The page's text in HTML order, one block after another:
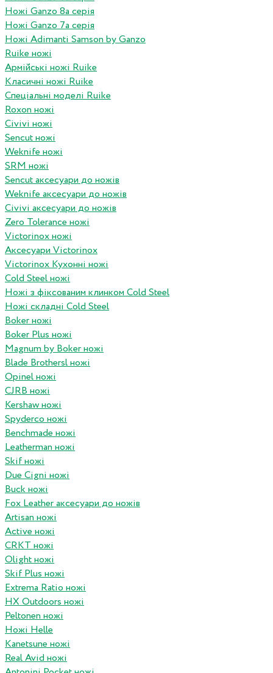
Ножі Ganzo 8а серія
Ножі Ganzo 7а серія
Ножі Adimanti Samson by Ganzo
Ruike ножі
Армійські ножі Ruike
Класичні ножі Ruike
Спеціальні моделі Ruike
Roxon ножi
Civivi ножі
Sencut ножі
Weknife ножі
SRM ножі
Sencut аксесуари до ножів
Weknife аксесуари до ножів
Civivi аксесуари до ножів
Zero Tolerance ножі
Victorinox ножі
Аксесуари Victorinox
Victorinox Кухонні ножі
Cold Steel ножі
Ножі з фіксованим клинком Cold Steel
Ножі складні Cold Steel
Boker ножі
Boker Plus ножі
Magnum by Boker ножі
Blade Brothersl ножі
Opinel ножі
CJRB ножі
Kershaw ножі
Spyderco ножі
Benchmade ножі
Leatherman ножі
Skif ножі
Due Cigni ножі
Buck ножі
Fox Leather аксесуари до ножів
Artisan ножі
Active ножі
CRKT ножі
Olight ножі
Skif Plus ножі
Extrema Ratio ножі
HX Outdoors ножі
Peltonen ножі
Ножі Helle
Kanetsune ножі
Real Avid ножі